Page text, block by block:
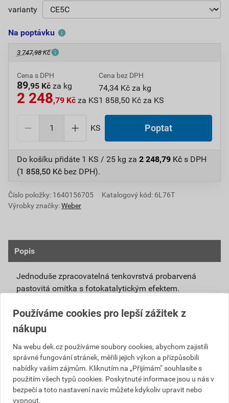
varianty
Na poptávku
3 747,98 Kč
Cena s DPH
89,95 Kč za kg
2 248,79 Kč za KS
Cena bez DPH
74,34 Kč za kg
1 858,50 Kč za KS
KS Poptat
Do košíku přidáte 1 KS / 25 kg za 2 248,79 Kč s DPH
(1 858,50 Kč bez DPH).
Číslo položky: 1640156705
Katalogový kód: 6L76T
Výrobky značky:Weber
Popis
Jednoduše zpracovatelná tenkovrstvá probarvená
pastovitá omítka s fotokatalytickým efektem.
Připravená k přímému použití se systémovou
penetrací weberpas podklad UNI nebo weberpas
podklad S.
Díky modifikovanému silikátovému pojivu má
omítka weberpas extraClean active vlastnosti
blízké silikátové omítce, není však tak citlivá na
klimatické podmínky při zpracování a zrání.
Unikátní receptura omítky weberpas extraClean
Používáme cookies pro lepší zážitek z
nákupu
Na webu dek.cz používáme soubory cookies, abychom zajistili
správné fungování stránek, měřili jejich výkon a přizpůsobili
nabídky vašim zájmům. Kliknutím na „Přijímám“ souhlasíte s
použitím všech typů cookies. Poskytnuté informace jsou u nás v
bezpečí a toto nastavení navíc můžete kdykoliv upravit nebo
vypnout.